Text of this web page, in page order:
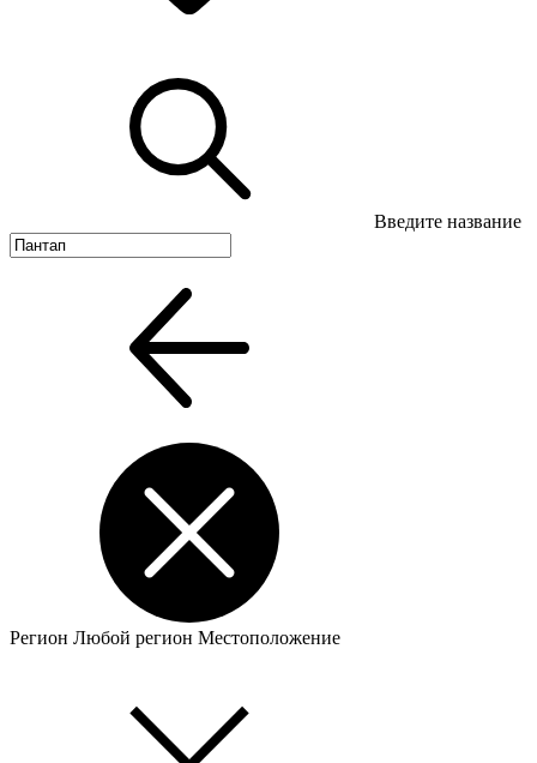
Введите название
Регион Любой регион Местоположение